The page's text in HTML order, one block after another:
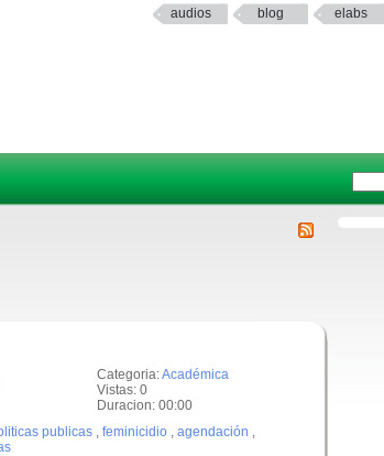
audios blog elabs
Categoria:Académica
Vistas: 0
Duracion: 00:00
publicas , feminicidio , agendación ,